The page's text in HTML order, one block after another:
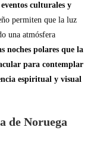
culturales y
permiten que la luz
una atmósfera
noches polares que la
para contemplar
espiritual y visual
de Noruega